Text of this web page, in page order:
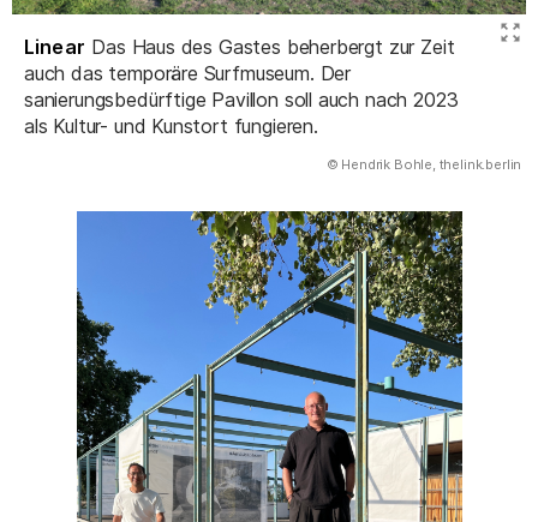
Linear Das Haus des Gastes beherbergt zur Zeit
auch das temporäre Surfmuseum. Der
sanierungsbedürftige Pavillon soll auch nach 2023
als Kultur- und Kunstort fungieren.
© Hendrik Bohle, thelink.berlin